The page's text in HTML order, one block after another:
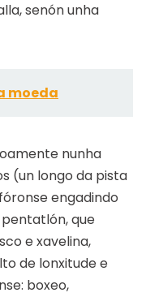
senón unha
moeda
nunha
(un longo da pista
engadindo
que
e xavelina,
de lonxitude e
boxeo,